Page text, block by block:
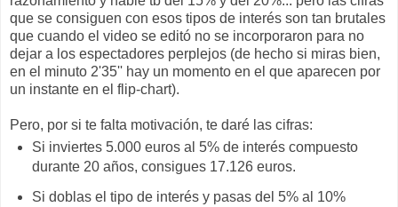
que se consiguen con esos tipos de interés son tan brutales
que cuando el video se editó no se incorporaron para no
dejar a los espectadores perplejos (de hecho si miras bien,
en el minuto 2'35'' hay un momento en el que aparecen por
un instante en el flip-chart).
Pero, por si te falta motivación, te daré las cifras:
Si inviertes 5.000 euros al 5% de interés compuesto
durante 20 años, consigues 17.126 euros.
Si doblas el tipo de interés y pasas del 5% al 10%